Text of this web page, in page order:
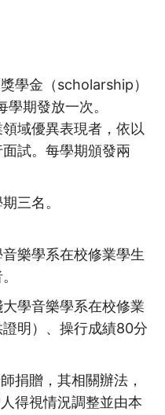
學金（scholarship）
期發放一次。
域優異表現者，依以
試。每學期頒發兩
三名。
樂學系在校修業學生
學音樂學系在校修業
明）、操行成績80分
捐贈，其相關辦法，
得視情況調整並由本